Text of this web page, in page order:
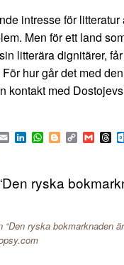
intresse för
Men för ett land
litterära dignitärer,
hur går det med
kontakt med
EmailLinkedIn
WhatsApp
BloggerCopy
Link
Gmail
ryska
“Den ryska bokmarknaden